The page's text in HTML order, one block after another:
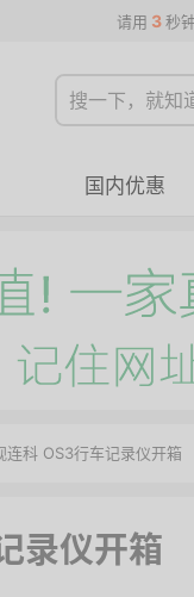
请用 3 秒
国内优惠
连科 OS3行车记录仪开箱
录仪开箱